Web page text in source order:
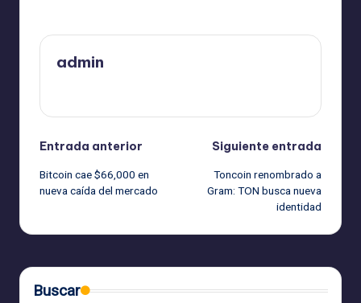
admin
Navegación
de
Entrada anterior
Bitcoin cae $66,000 en
nueva caída del mercado
Siguiente entrada
Toncoin renombrado a
Gram: TON busca nueva
identidad
Buscar